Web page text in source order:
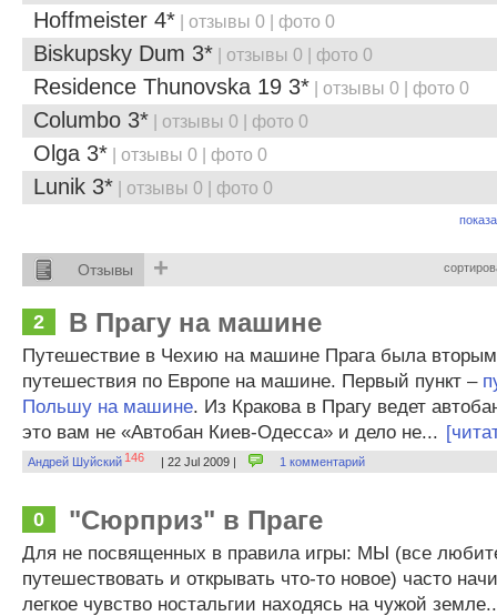
Hoffmeister 4* | отзывы 0 | фото 0
Biskupsky Dum 3* | отзывы 0 | фото 0
Residence Thunovska 19 3* | отзывы 0 | фото 0
Columbo 3* | отзывы 0 | фото 0
Olga 3* | отзывы 0 | фото 0
Lunik 3* | отзывы 0 | фото 0
Отзывы +
2 В Прагу на машине
Путешествие в Чехию на машине Прага была
путешествия по Европе на машине. Первый пункт –
Польшу на машине. Из Кракова в Прагу ведет
это вам не «Автобан Киев-Одесса» и дело не...
Андрей Шуйский 146 | 22 Jul 2009 | 1 комментарий
0 "Сюрприз" в Праге
Для не посвященных в правила игры: МЫ (все
путешествовать и открывать что-то новое) часто
легкое чувство ностальгии находясь на чужой